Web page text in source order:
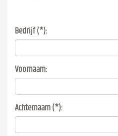
Bedrijf (*):
Voornaam:
Achternaam (*):